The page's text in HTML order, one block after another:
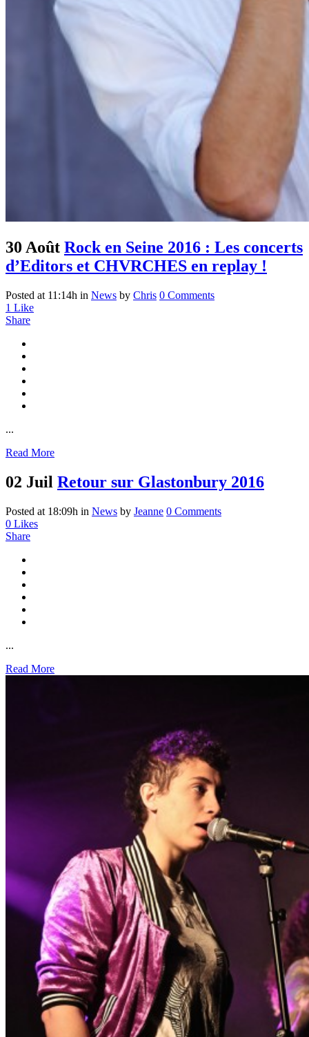
30 Août Rock en Seine 2016 : Les concerts
d’Editors et CHVRCHES en replay !
Posted at 11:14h in News by Chris 0 Comments
1 Like
Share
...
Read More
02 Juil Retour sur Glastonbury 2016
Posted at 18:09h in News by Jeanne 0 Comments
0 Likes
Share
...
Read More